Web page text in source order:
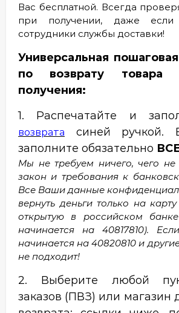
Вас бесплатной. Всегда
при получении, даже если
сотрудники службы доставки!
Универсальная
по возврату товара
получения:
1. Распечатайте и
возврата
синей ручкой.
заполните обязательно
Мы не требуем ничего, чего не
закон и требования к
Все Ваши данные
вернуть деньги только на
открытую в российском
начинается на 40817810).
начинается на 40820810 и
не подходит!
2. Выберите любой
заказов (ПВЗ) или магазин